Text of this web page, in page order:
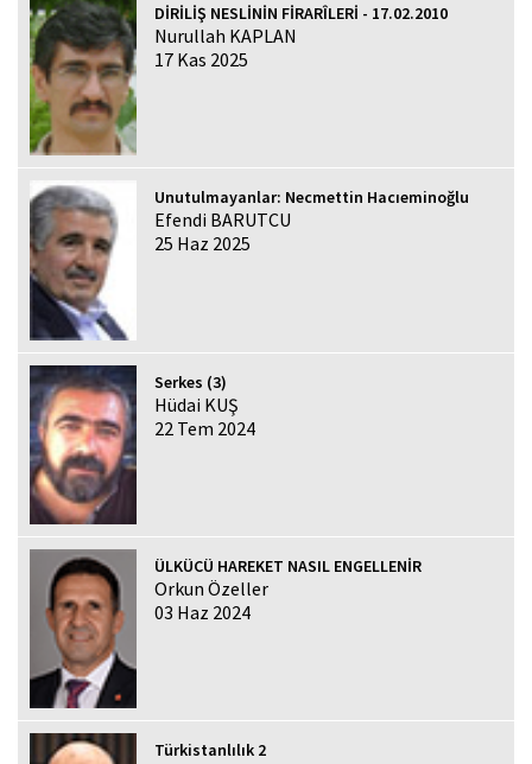
DİRİLİŞ NESLİNİN FİRARÎLERİ - 17.02.2010
Nurullah KAPLAN
17 Kas 2025
Unutulmayanlar: Necmettin Hacıeminoğlu
Efendi BARUTCU
25 Haz 2025
Serkes (3)
Hüdai KUŞ
22 Tem 2024
ÜLKÜCÜ HAREKET NASIL ENGELLENİR
Orkun Özeller
03 Haz 2024
Türkistanlılık 2